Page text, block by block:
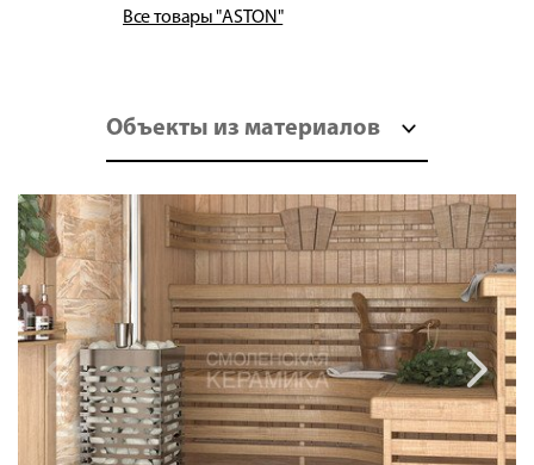
Все товары "ASTON"
Объекты из материалов